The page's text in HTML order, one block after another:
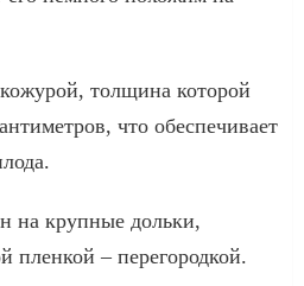
толщина которой
что обеспечивает
на крупные дольки,
пленкой – перегородкой.